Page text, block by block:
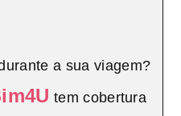
a sua viagem?
tem cobertura